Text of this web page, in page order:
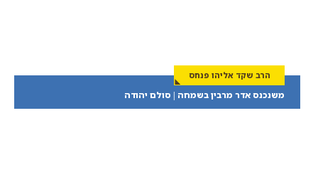
הרב שקד אליהו פנחס
משנכנס אדר מרבין בשמחה | סולם יהודה